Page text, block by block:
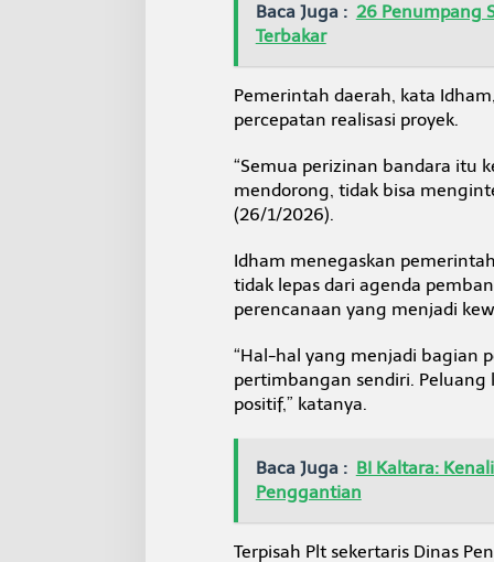
Baca Juga : 26 Penumpang
Terbakar
Pemerintah daerah, kata
percepatan realisasi proyek.
“Semua perizinan bandara itu
mendorong, tidak bisa
(26/1/2026).
Idham menegaskan
tidak lepas dari agenda
perencanaan yang menjadi
“Hal-hal yang menjadi bagian
pertimbangan sendiri. Peluang
positif,” katanya.
Baca Juga : BI Kaltara:
Penggantian
Terpisah Plt sekertaris Dinas